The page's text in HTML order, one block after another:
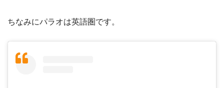
ちなみにパラオは英語圏です。